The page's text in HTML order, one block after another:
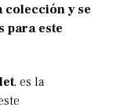
colección y se
para este
, es la